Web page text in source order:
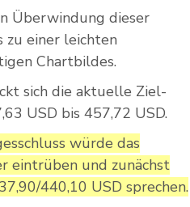
Überwindung dieser
zu einer leichten
Chartbildes.
sich die aktuelle Ziel-
USD bis 457,72 USD.
würde das
eintrüben und zunächst
440,10 USD sprechen.